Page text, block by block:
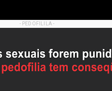
- PEDOFILILA -